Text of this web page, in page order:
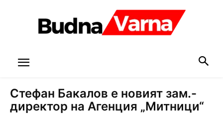
Стефан Бакалов е новият зам.-
директор на Агенция „Митници“